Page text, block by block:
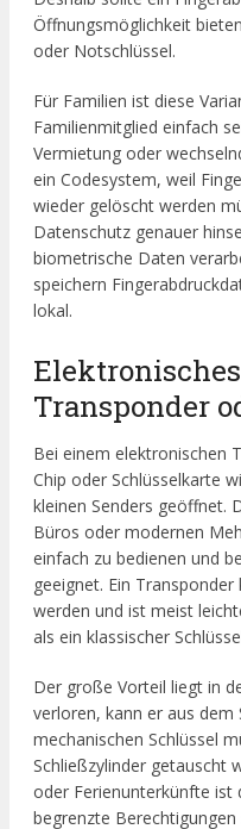
Öffnungsmöglichkeit
oder Notschlüssel.
Für Familien ist diese
Familienmitglied einfach
Vermietung oder
ein Codesystem, weil
wieder gelöscht werden
Datenschutz genauer
biometrische Daten
speichern
lokal.
Transponder
Bei einem elektronischen
Chip oder Schlüsselkarte
kleinen Senders geöffnet.
Büros oder modernen
einfach zu bedienen und
geeignet. Ein
werden und ist meist
als ein klassischer
Der große Vorteil liegt in
verloren, kann er aus
mechanischen Schlüssel
Schließzylinder getauscht
oder Ferienunterkünfte ist
begrenzte